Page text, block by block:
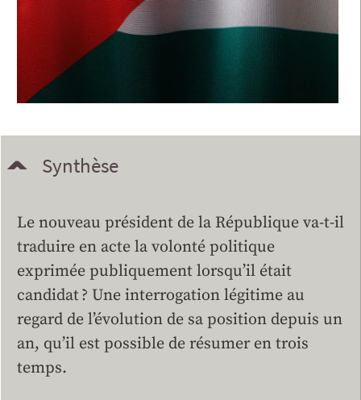
Synthèse
Le nouveau président de la République va-t-il
traduire en acte la volonté politique
exprimée publiquement lorsqu’il était
candidat ? Une interrogation légitime au
regard de l’évolution de sa position depuis un
an, qu’il est possible de résumer en trois
temps.